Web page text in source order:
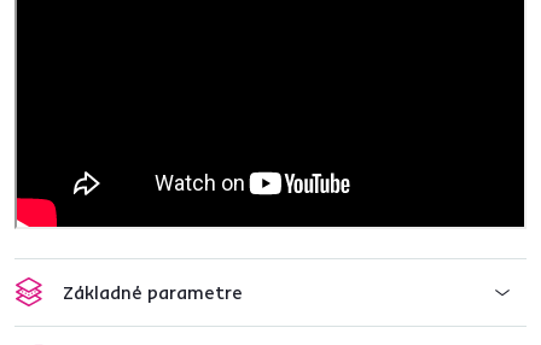
Základné parametre